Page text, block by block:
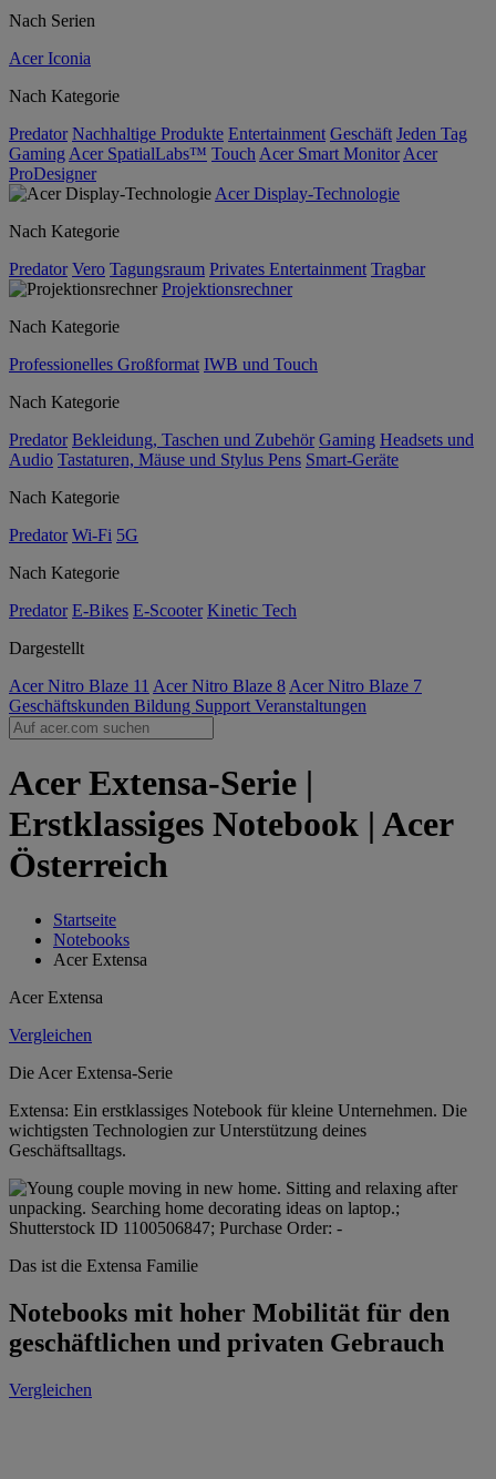
Nach Serien
Acer Iconia
Nach Kategorie
Predator Nachhaltige Produkte Entertainment Geschäft Jeden Tag
Gaming Acer SpatialLabs™ Touch Acer Smart Monitor Acer
ProDesigner
Acer Display-Technologie
Nach Kategorie
Predator Vero Tagungsraum Privates Entertainment Tragbar
Projektionsrechner
Nach Kategorie
Professionelles Großformat IWB und Touch
Nach Kategorie
Predator Bekleidung, Taschen und Zubehör Gaming Headsets und
Audio Tastaturen, Mäuse und Stylus Pens Smart-Geräte
Nach Kategorie
Predator Wi-Fi 5G
Nach Kategorie
Predator E-Bikes E-Scooter Kinetic Tech
Dargestellt
Acer Nitro Blaze 11 Acer Nitro Blaze 8 Acer Nitro Blaze 7
Geschäftskunden Bildung Support Veranstaltungen
Acer Extensa-Serie |
Erstklassiges Notebook | Acer
Österreich
Startseite
Notebooks
Acer Extensa
Acer Extensa
Vergleichen
Die Acer Extensa-Serie
Extensa: Ein erstklassiges Notebook für kleine Unternehmen. Die
wichtigsten Technologien zur Unterstützung deines
Geschäftsalltags.
Das ist die Extensa Familie
Notebooks mit hoher Mobilität für den
geschäftlichen und privaten Gebrauch
Vergleichen